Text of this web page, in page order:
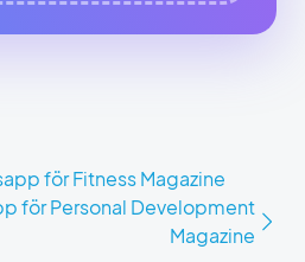
för Fitness Magazine
för Personal Development
Magazine